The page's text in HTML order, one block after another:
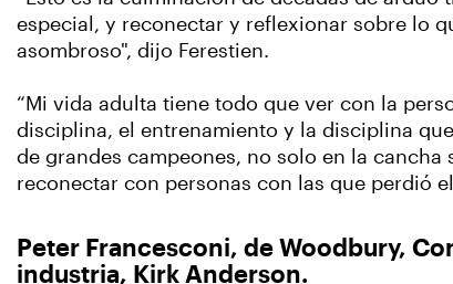
especial, y reconectar y reflexionar sobre lo
asombroso", dijo Ferestien.
“Mi vida adulta tiene todo que ver con la
disciplina, el entrenamiento y la disciplina
de grandes campeones, no solo en la
reconectar con personas con las que perdió
Peter Francesconi, de Woodbury,
industria, Kirk Anderson.